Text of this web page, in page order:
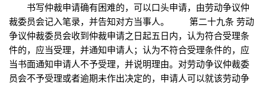
书写仲裁申请确有困难的，可以口头申请，由劳动争议仲
裁委员会记入笔录，并告知对方当事人。 第二十九条 劳动
争议仲裁委员会收到仲裁申请之日起五日内，认为符合受理条
件的，应当受理，并通知申请人；认为不符合受理条件的，应
当书面通知申请人不予受理，并说明理由。对劳动争议仲裁委
员会不予受理或者逾期未作出决定的，申请人可以就该劳动争